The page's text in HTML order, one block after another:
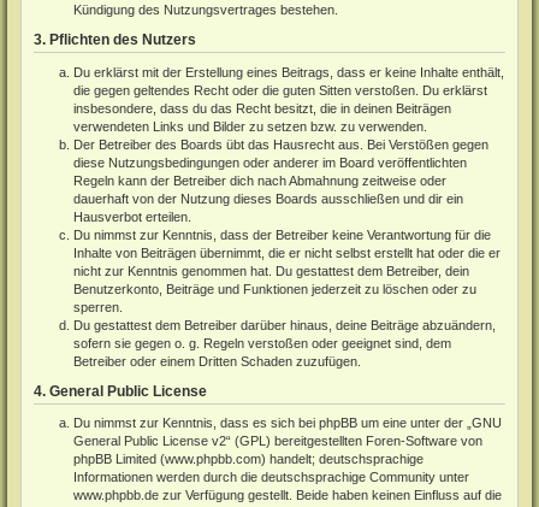
Kündigung des Nutzungsvertrages bestehen.
3. Pflichten des Nutzers
Du erklärst mit der Erstellung eines Beitrags, dass er keine Inhalte enthält,
die gegen geltendes Recht oder die guten Sitten verstoßen. Du erklärst
insbesondere, dass du das Recht besitzt, die in deinen Beiträgen
verwendeten Links und Bilder zu setzen bzw. zu verwenden.
Der Betreiber des Boards übt das Hausrecht aus. Bei Verstößen gegen
diese Nutzungsbedingungen oder anderer im Board veröffentlichten
Regeln kann der Betreiber dich nach Abmahnung zeitweise oder
dauerhaft von der Nutzung dieses Boards ausschließen und dir ein
Hausverbot erteilen.
Du nimmst zur Kenntnis, dass der Betreiber keine Verantwortung für die
Inhalte von Beiträgen übernimmt, die er nicht selbst erstellt hat oder die er
nicht zur Kenntnis genommen hat. Du gestattest dem Betreiber, dein
Benutzerkonto, Beiträge und Funktionen jederzeit zu löschen oder zu
sperren.
Du gestattest dem Betreiber darüber hinaus, deine Beiträge abzuändern,
sofern sie gegen o. g. Regeln verstoßen oder geeignet sind, dem
Betreiber oder einem Dritten Schaden zuzufügen.
4. General Public License
Du nimmst zur Kenntnis, dass es sich bei phpBB um eine unter der „GNU
General Public License v2“ (GPL) bereitgestellten Foren-Software von
phpBB Limited (www.phpbb.com) handelt; deutschsprachige
Informationen werden durch die deutschsprachige Community unter
www.phpbb.de zur Verfügung gestellt. Beide haben keinen Einfluss auf die